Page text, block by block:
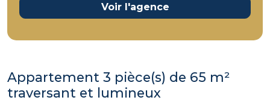
Voir l'agence
Appartement 3 pièce(s) de 65 m²
traversant et lumineux